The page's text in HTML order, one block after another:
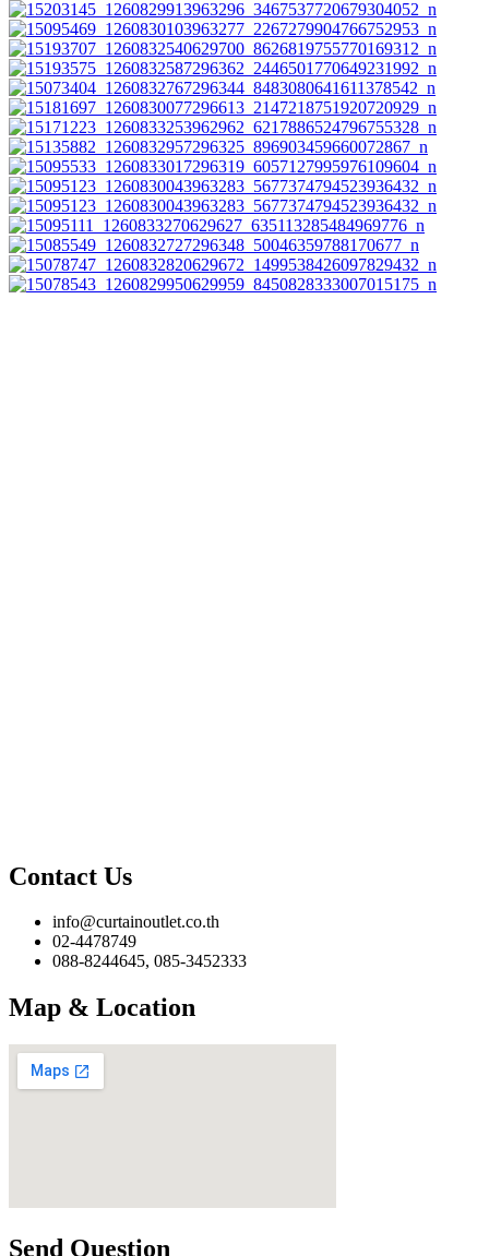
Contact Us
info@curtainoutlet.co.th
02-4478749
088-8244645, 085-3452333
Map & Location
Send Question